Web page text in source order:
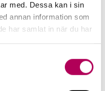
med. Dessa kan i sin
annan information som
har samlat in när du har